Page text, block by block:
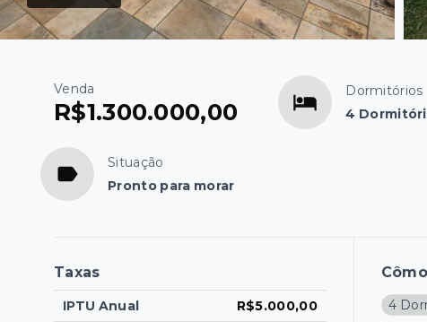
Venda
R$1.300.000,00
Dormitórios
4
Situação
Pronto para morar
4
Taxas
IPTU Anual R$5.000,00